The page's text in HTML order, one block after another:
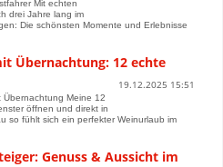
Mit echten
drei Jahre lang im
Die schönsten Momente und Erlebnisse
Übernachtung: 12 echte
19.12.2025 15:51
Übernachtung Meine 12
öffnen und direkt in
so fühlt sich ein perfekter Weinurlaub im
Genuss & Aussicht im